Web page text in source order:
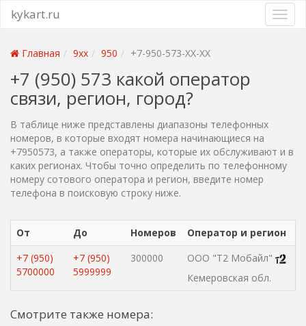
kykart.ru
Главная 9xx 950 +7-950-573-XX-XX
+7 (950) 573 какой оператор
связи, регион, город?
В таблице ниже представлены диапазоны телефонных
номеров, в которые входят номера начинающиеся на
+7950573, а также операторы, которые их обслуживают и в
каких регионах. Чтобы точно определить по телефонному
номеру сотового оператора и регион, введите номер
телефона в поисковую строку ниже.
От До Номеров
Оператор и регион
+7 (950)
5700000
+7 (950)
5999999
300000
ООО "Т2 Мобайл"
Кемеровская обл.
Смотрите также номера: